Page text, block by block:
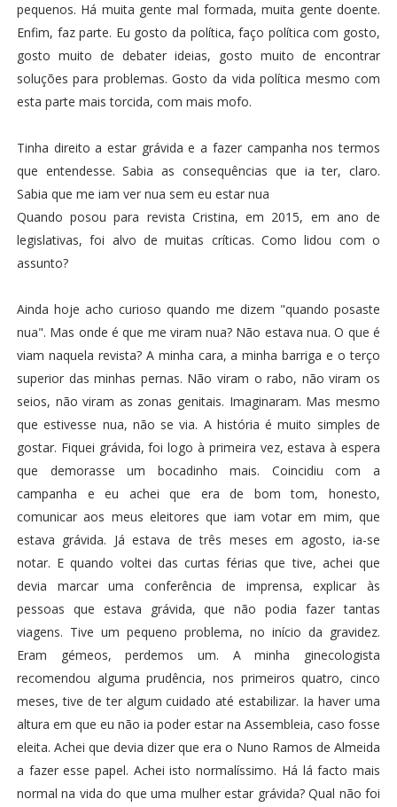
pequenos. Há muita gente mal formada, muita gente doente.
Enfim, faz parte. Eu gosto da política, faço política com gosto,
gosto muito de debater ideias, gosto muito de encontrar
soluções para problemas. Gosto da vida política mesmo com
esta parte mais torcida, com mais mofo.
Tinha direito a estar grávida e a fazer campanha nos termos
que entendesse. Sabia as consequências que ia ter, claro.
Sabia que me iam ver nua sem eu estar nua
Quando posou para revista Cristina, em 2015, em ano de
legislativas, foi alvo de muitas críticas. Como lidou com o
assunto?
Ainda hoje acho curioso quando me dizem "quando posaste
nua". Mas onde é que me viram nua? Não estava nua. O que é
viam naquela revista? A minha cara, a minha barriga e o terço
superior das minhas pernas. Não viram o rabo, não viram os
seios, não viram as zonas genitais. Imaginaram. Mas mesmo
que estivesse nua, não se via. A história é muito simples de
gostar. Fiquei grávida, foi logo à primeira vez, estava à espera
que demorasse um bocadinho mais. Coincidiu com a
campanha e eu achei que era de bom tom, honesto,
comunicar aos meus eleitores que iam votar em mim, que
estava grávida. Já estava de três meses em agosto, ia-se
notar. E quando voltei das curtas férias que tive, achei que
devia marcar uma conferência de imprensa, explicar às
pessoas que estava grávida, que não podia fazer tantas
viagens. Tive um pequeno problema, no início da gravidez.
Eram gémeos, perdemos um. A minha ginecologista
recomendou alguma prudência, nos primeiros quatro, cinco
meses, tive de ter algum cuidado até estabilizar. Ia haver uma
altura em que eu não ia poder estar na Assembleia, caso fosse
eleita. Achei que devia dizer que era o Nuno Ramos de Almeida
a fazer esse papel. Achei isto normalíssimo. Há lá facto mais
normal na vida do que uma mulher estar grávida? Qual não foi